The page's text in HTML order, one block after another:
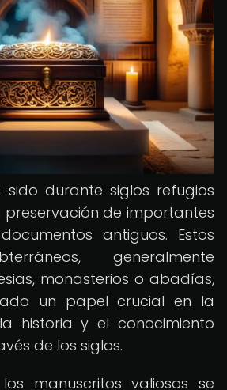
sido durante siglos refugios
de importantes
antiguos. Estos
generalmente
monasterios o abadías,
un papel crucial en la
historia y el conocimiento
de los siglos.
manuscritos valiosos se